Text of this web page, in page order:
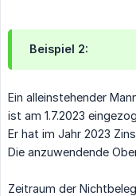
Beispiel 2:
Ein alleinstehender
ist am 1.7.2023
Er hat im Jahr 2023
Die anzuwendende
Zeitraum der